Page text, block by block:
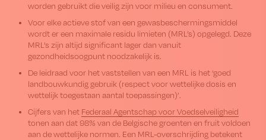
worden gebruikt die veilig zijn voor milieu en consument.
Voor elke actieve stof van een gewasbeschermingsmiddel
wordt er een maximale residu limieten (MRL’s) opgelegd. Deze
MRL’s zijn altijd significant lager dan vanuit
gezondheidsoogpunt noodzakelijk is.
De leidraad voor het vaststellen van een MRL is het ‘goed
landbouwkundig gebruik (respect voor wettelijke dosis en
wettelijk toegestaan aantal toepassingen)’.
Cijfers van het Federaal Agentschap voor Voedselveiligheid
tonen aan dat 98% van de Belgische groenten en fruit voldoen
aan de wettelijke normen. Een MRL-overschrijding betekent